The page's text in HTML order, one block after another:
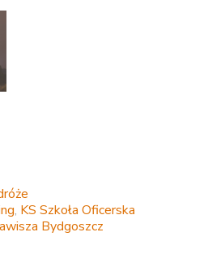
, KS Szkoła Oficerska
Bydgoszcz